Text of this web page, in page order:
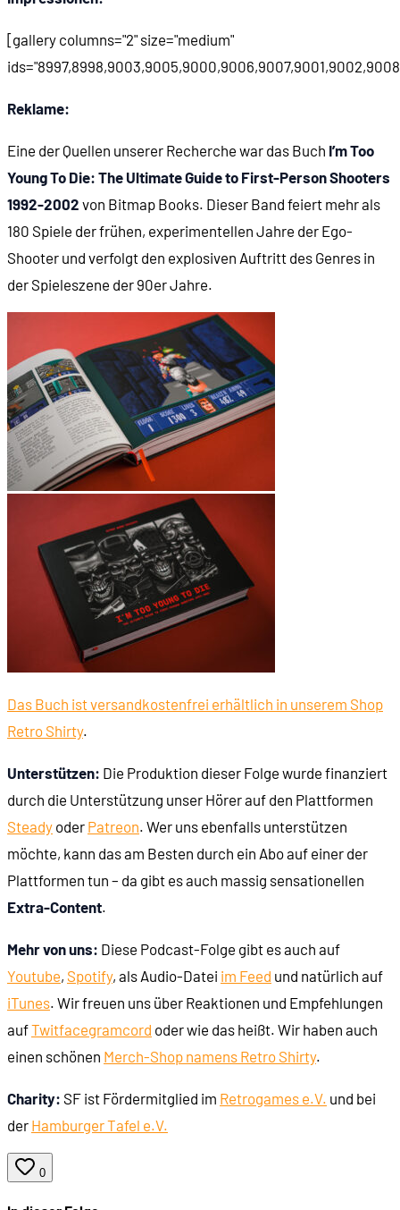
00:50:19
00:52:56 Von Ideas from the Deep zu Softdisk
00:56:27
Carmacks erstes Spiel: Shadowforge
Bei Gamer's Edge findet die Band zusammen
Der Super-Mario-Prototyp
01:09:06 id Software wird gegründet
01:15:48 id Softwares erstes 3D-Experiment: Hovertank
01:19:19 Battlezone (1980)
01:19:50 Der zweite Versuch: Catacomb 3-D
01:24:10 Technische Herausforderungen auf dem PC
01:30:27 Ultima Underworld (1992)
01:30:55
01:34:07 Sprite-Darstellung und Texturierung
01:35:45 Warum sind Boden und Decke untexturiert?
01:38:44
01:41:43 Von Castle Wolfenstein zu Wolfenstein 3D
01:45:19 Sprachausgabe in Wolfenstein 3D
01:47:25 Hans Grösse
[gallery columns="2" size="medium"
Reklame:
Eine der Quellen unserer Recherche war das Buch I’m Too
Young To Die: The Ultimate Guide to First-Person Shooters
1992-2002 von Bitmap Books. Dieser Band feiert mehr als
180 Spiele der frühen, experimentellen Jahre der Ego-
Shooter und verfolgt den explosiven Auftritt des Genres in
der Spieleszene der 90er Jahre.
Das Buch ist versandkostenfrei erhältlich in unserem Shop
Retro Shirty.
Unterstützen: Die Produktion dieser Folge wurde finanziert
durch die Unterstützung unser Hörer auf den Plattformen
Steady oder Patreon. Wer uns ebenfalls unterstützen
möchte, kann das am Besten durch ein Abo auf einer der
Plattformen tun – da gibt es auch massig sensationellen
Extra-Content.
Mehr von uns: Diese Podcast-Folge gibt es auch auf
Youtube, Spotify, als Audio-Datei im Feed und natürlich auf
iTunes. Wir freuen uns über Reaktionen und Empfehlungen
aufTwitfacegramcord oder wie das heißt. Wir haben auch
einen schönen Merch-Shop namens Retro Shirty.
Charity: SF ist Fördermitglied im Retrogames e.V. und bei
der Hamburger Tafel e.V.
0